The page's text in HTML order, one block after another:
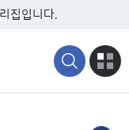
집입니다.